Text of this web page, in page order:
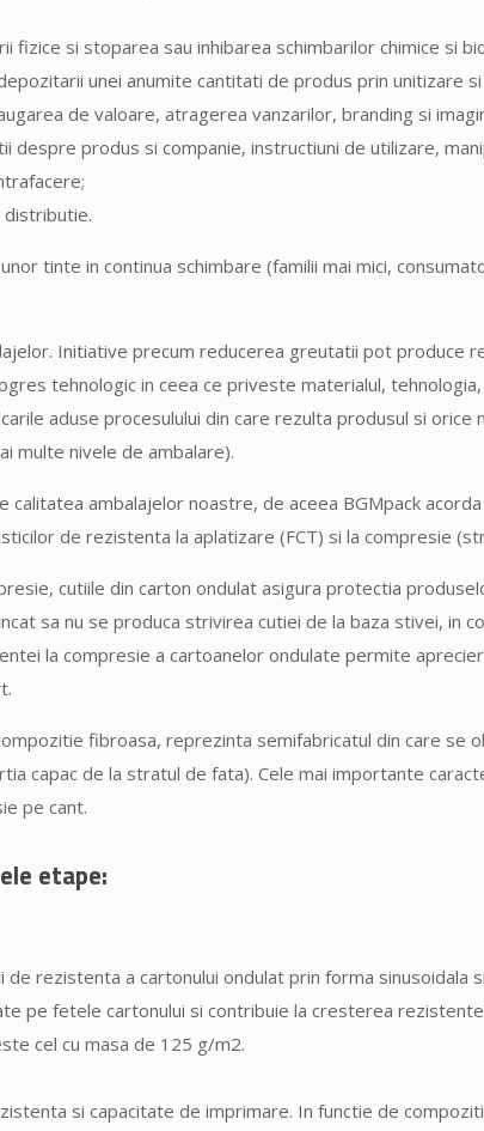
fizice si stoparea sau inhibarea schimbarilor chimice si
unei anumite cantitati de produs prin unitizare
de valoare, atragerea vanzarilor, branding si
despre produs si companie, instructiuni de utilizare,
distributie.
tinte in continua schimbare (familii mai mici,
Initiative precum reducerea greutatii pot produce
tehnologic in ceea ce priveste materialul,
aduse procesulului din care rezulta produsul si orice
multe nivele de ambalare).
ambalajelor noastre, de aceea BGMpack
de rezistenta la aplatizare (FCT) si la compresie
cutiile din carton ondulat asigura protectia
sa nu se produca strivirea cutiei de la baza stivei, in
la compresie a cartoanelor ondulate permite
fibroasa, reprezinta semifabricatul din care se
capac de la stratul de fata). Cele mai importante
pe cant.
etape:
rezistenta a cartonului ondulat prin forma sinusoidala
pe fetele cartonului si contribuie la cresterea
cel cu masa de 125 g/m2.
si capacitate de imprimare. In functie de